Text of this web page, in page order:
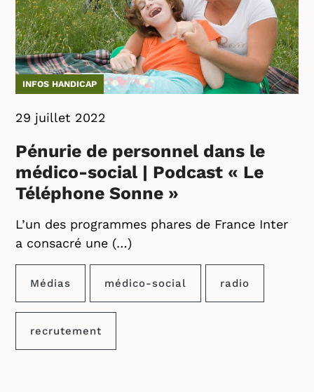
INFOS HANDICAP
29 juillet 2022
Pénurie de personnel dans le
médico-social | Podcast « Le
Téléphone Sonne »
L’un des programmes phares de France Inter
a consacré une (…)
Médias médico-social radio
recrutement